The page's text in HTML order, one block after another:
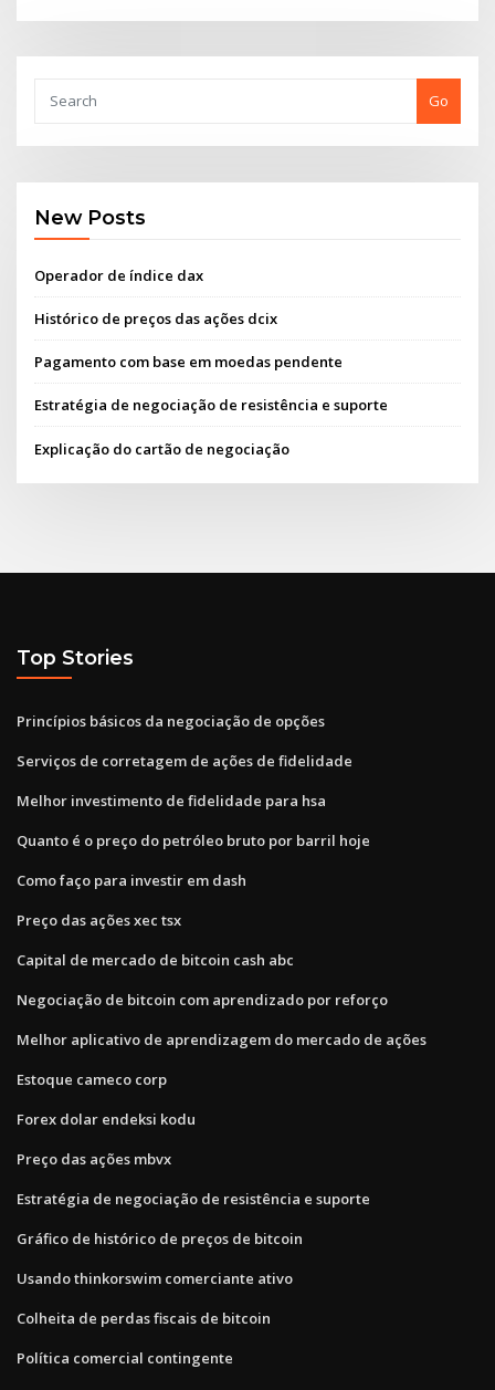
Go
New Posts
Operador de índice dax
Histórico de preços das ações dcix
Pagamento com base em moedas pendente
Estratégia de negociação de resistência e suporte
Explicação do cartão de negociação
Top Stories
Princípios básicos da negociação de opções
Serviços de corretagem de ações de fidelidade
Melhor investimento de fidelidade para hsa
Quanto é o preço do petróleo bruto por barril hoje
Como faço para investir em dash
Preço das ações xec tsx
Capital de mercado de bitcoin cash abc
Negociação de bitcoin com aprendizado por reforço
Melhor aplicativo de aprendizagem do mercado de ações
Estoque cameco corp
Forex dolar endeksi kodu
Preço das ações mbvx
Estratégia de negociação de resistência e suporte
Gráfico de histórico de preços de bitcoin
Usando thinkorswim comerciante ativo
Colheita de perdas fiscais de bitcoin
Política comercial contingente